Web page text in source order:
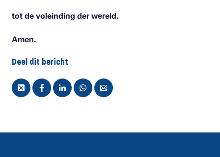
tot de voleinding der wereld.
Amen.
Deel dit bericht